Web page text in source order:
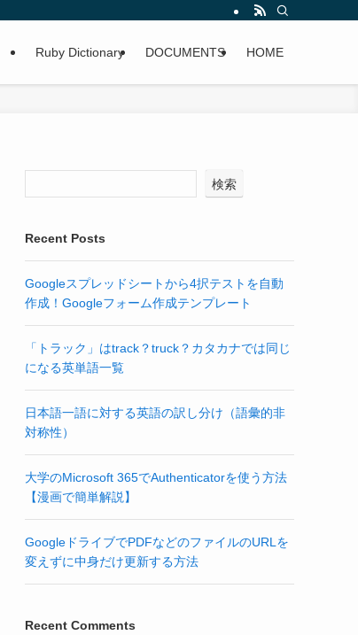
Ruby Dictionary DOCUMENTS HOME
検索
Recent Posts
Googleスプレッドシートから4択テストを自動
作成！Googleフォーム作成テンプレート
「トラック」はtrack？truck？カタカナでは同じ
になる英単語一覧
日本語一語に対する英語の訳し分け（語彙的非
対称性）
大学のMicrosoft 365でAuthenticatorを使う方法
【漫画で簡単解説】
GoogleドライブでPDFなどのファイルのURLを
変えずに中身だけ更新する方法
Recent Comments